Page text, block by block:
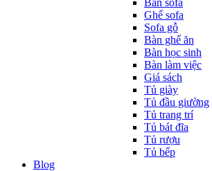
Bàn sofa
Ghế sofa
Sofa gỗ
Bàn ghế ăn
Bàn học sinh
Bàn làm việc
Giá sách
Tủ giày
Tủ đầu giường
Tủ trang trí
Tủ bát đĩa
Tủ rượu
Tủ bếp
Blog